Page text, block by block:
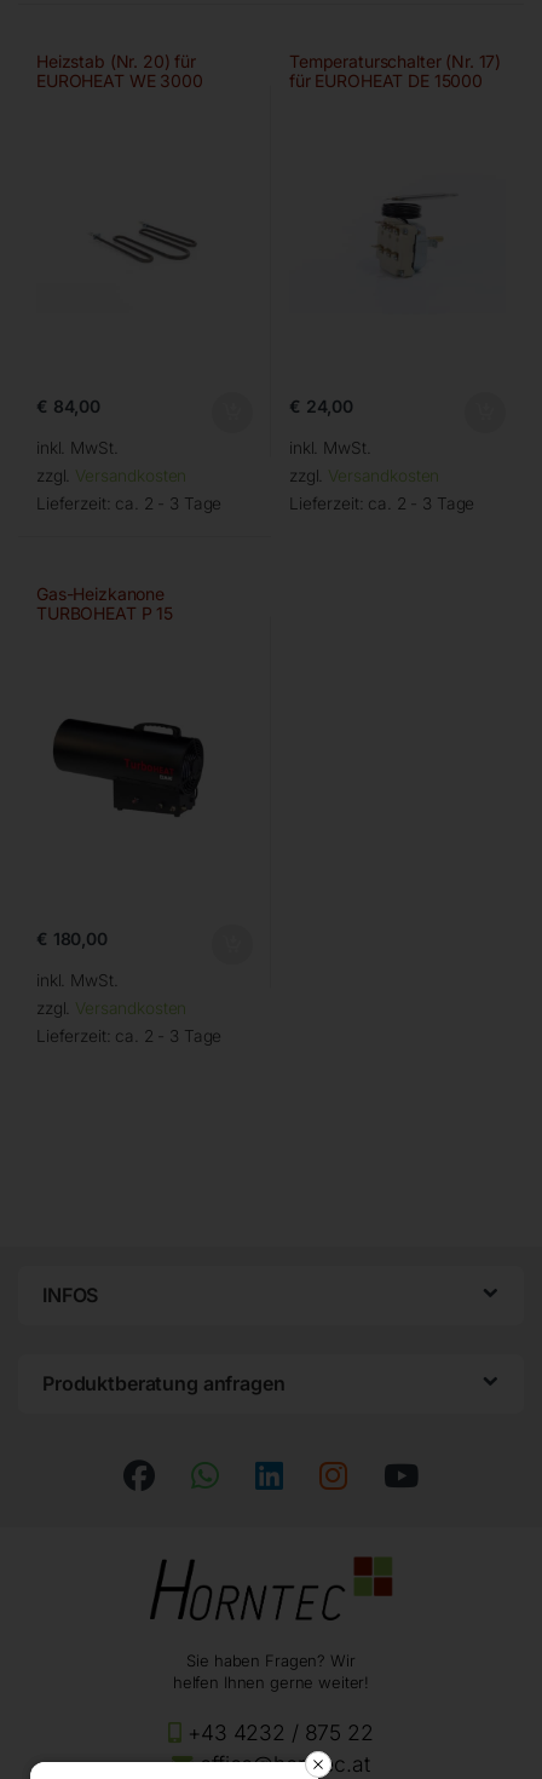
Heizstab (Nr. 20) für
EUROHEAT WE 3000
€ 84,00
inkl. MwSt.
zzgl. Versandkosten
Lieferzeit: ca. 2 - 3 Tage
Temperaturschalter (Nr. 17)
für EUROHEAT DE 15000
€ 24,00
inkl. MwSt.
zzgl. Versandkosten
Lieferzeit: ca. 2 - 3 Tage
Gas-Heizkanone
TURBOHEAT P 15
€ 180,00
inkl. MwSt.
zzgl. Versandkosten
Lieferzeit: ca. 2 - 3 Tage
INFOS
Produktberatung anfragen
Sie haben Fragen? Wir
helfen Ihnen gerne weiter!
+43 4232 / 875 22
office@horntec.at